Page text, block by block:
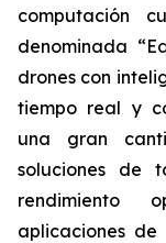
computación
denominada
drones con
tiempo real y
una gran
soluciones de
rendimiento
aplicaciones